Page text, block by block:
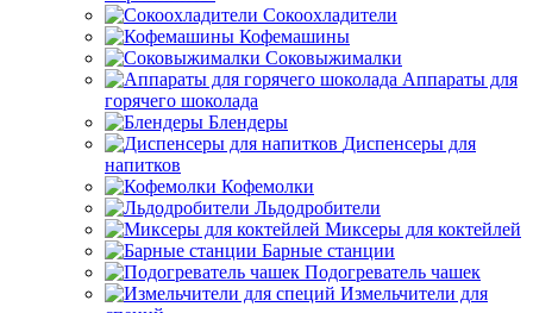
Сокоохладители
Кофемашины
Соковыжималки
Аппараты для
горячего шоколада
Блендеры
Диспенсеры для
напитков
Кофемолки
Льдодробители
Миксеры для коктейлей
Барные станции
Подогреватель чашек
Измельчители для